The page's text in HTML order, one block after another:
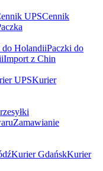
UPSCennik
do HolandiiPaczki do
Import z Chin
UPSKurier
Zamawianie
Kurier GdańskKurier